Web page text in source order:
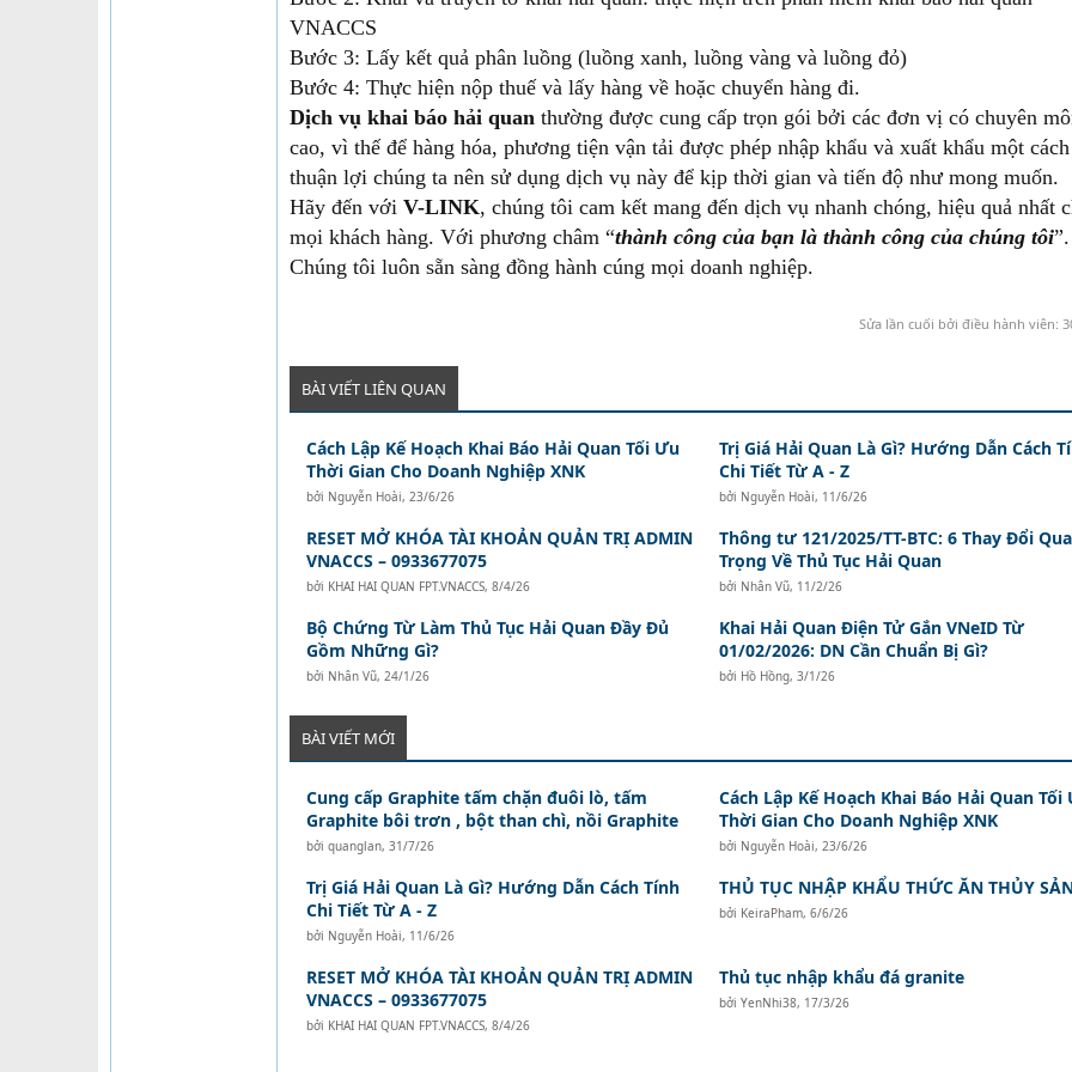
VNACCS
Bước 3: Lấy kết quả phân luồng (luồng xanh, luồng vàng và luồng đỏ)
Bước 4: Thực hiện nộp thuế và lấy hàng về hoặc chuyển hàng đi.
Dịch vụ khai báo hải quan thường được cung cấp trọn gói bởi các đơn vị có chuyên
cao, vì thế để hàng hóa, phương tiện vận tải được phép nhập khẩu và xuất khẩu một cách
thuận lợi chúng ta nên sử dụng dịch vụ này để kịp thời gian và tiến độ như mong muốn.
Hãy đến với V-LINK, chúng tôi cam kết mang đến dịch vụ nhanh chóng, hiệu quả nhất
mọi khách hàng. Với phương châm “thành công của bạn là thành công của chúng tôi”.
Chúng tôi luôn sẵn sàng đồng hành cúng mọi doanh nghiệp.
Sửa lần cuối bởi điều hành viên:
BÀI VIẾT LIÊN QUAN
Cách Lập Kế Hoạch Khai Báo Hải Quan Tối Ưu
Thời Gian Cho Doanh Nghiệp XNK
bởi Nguyễn Hoài, 23/6/26
Trị Giá Hải Quan Là Gì? Hướng Dẫn Cách
Chi Tiết Từ A - Z
bởi Nguyễn Hoài, 11/6/26
RESET MỞ KHÓA TÀI KHOẢN QUẢN TRỊ ADMIN
VNACCS – 0933677075
bởi KHAI HAI QUAN FPT.VNACCS, 8/4/26
Thông tư 121/2025/TT-BTC: 6 Thay Đổi
Trọng Về Thủ Tục Hải Quan
bởi Nhân Vũ, 11/2/26
Bộ Chứng Từ Làm Thủ Tục Hải Quan Đầy Đủ
Gồm Những Gì?
bởi Nhân Vũ, 24/1/26
Khai Hải Quan Điện Tử Gắn VNeID Từ
01/02/2026: DN Cần Chuẩn Bị Gì?
bởi Hồ Hồng, 3/1/26
BÀI VIẾT MỚI
Cung cấp Graphite tấm chặn đuôi lò, tấm
Graphite bôi trơn , bột than chì, nồi Graphite
bởi quanglan, 31/7/26
Cách Lập Kế Hoạch Khai Báo Hải Quan Tối
Thời Gian Cho Doanh Nghiệp XNK
bởi Nguyễn Hoài, 23/6/26
Trị Giá Hải Quan Là Gì? Hướng Dẫn Cách Tính
Chi Tiết Từ A - Z
bởi Nguyễn Hoài, 11/6/26
THỦ TỤC NHẬP KHẨU THỨC ĂN THỦY
bởi KeiraPham, 6/6/26
RESET MỞ KHÓA TÀI KHOẢN QUẢN TRỊ ADMIN
VNACCS – 0933677075
bởi KHAI HAI QUAN FPT.VNACCS, 8/4/26
Thủ tục nhập khẩu đá granite
bởi YenNhi38, 17/3/26